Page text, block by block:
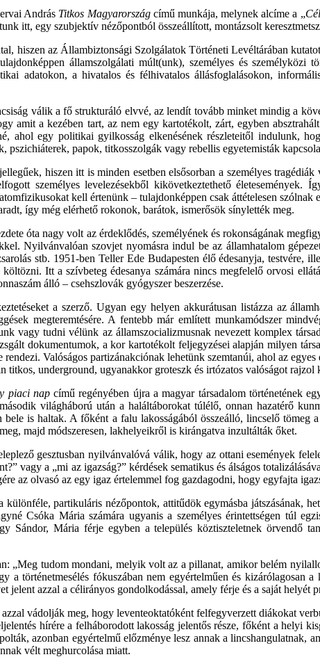
András Titkos Magyarország című munkája,melynek alcíme a „
itt, egy szubjektív nézőpontból összeállított, montázsolt
, hiszen az Állambiztonsági Szolgálatok Történeti Levéltárában
államszolgálati múlt(unk), személyes és személyközi
adatokon, a hivatalos és félhivatalos állásfoglalásokon,
válikafő strukturáló elvvé, az lendít tovább minket mindig a
amit akezében tart, az nem egy kartotékolt,zárt,egyben absztrahált
, ahol egy politikai gyilkosság elkenésének részleteitől indulunk,
, pszichiáterek, papok, titkosszolgák vagy rebellis egyetemisták
hiszen itt is minden esetben elsősorban a személyestragédiák
személyeslevelezésekből kikövetkeztethető életesemények.
kell értenünk –tulajdonképpen csak áttételesen szólnak
így még elérhető rokonok, barátok, ismerősök sínylették meg.
óta nagy volt azérdeklődés, személyének ésrokonságának
Nyilvánvalóan szovjet nyomásra indul beaz államhatalom
stb. 1951-ben Teller Ede Budapesten élő édesanyja, testvére,
Itt a szívbeteg édesanya számára nincs megfelelő orvosi
álló – csehszlovák gyógyszer beszerzése.
a szerző. Ugyan egy helyen akkurátusan listázza az
megteremtésére. A fentebb már említett munkamódszer
vagy tudni vélünk az államszocializmusnak nevezett komplex
dokumentumok, a kor kartotékolt feljegyzései alapján milyen
Valóságos partizánakciónak lehetünk szemtanúi, ahol az
underground, ugyanakkor groteszk és irtózatos valóságot rajzol
piaci napcímű regényében újra a magyar társadalom történetének
világháború után a haláltáborokat túlélő, onnan hazatérő
is haltak. A főként a falu lakosságából összeálló, lincselő
majd módszeresen, lakhelyeikről is kirángatva inzultálták őket.
gesztusban nyilvánvalóvá válik, hogy az ottani események
vagy a „mi az igazság?” kérdések sematikus és álságos
az olvasó az egy igaz értelemmel fog gazdagodni, hogy egyfajta
partikuláris nézőpontok, attitűdök egymásba játszásának,
Csóka Mária számára ugyanis a személyes érintettségen túl
Sándor, Mária férje egyben a település köztiszteletnek örvendő
„Meg tudom mondani, melyik volt az a pillanat, amikor belém
történetmesélés fókuszában nem egyértelműen és kizárólagosan
jelent azzal a célirányos gondolkodással, amely férje és a saját helyét
vádolják meg, hogy leventeoktatóként felfegyverzett diákokat
hírére a felháborodott lakosság jelentős része, főként a helyi
azonban egyértelmű előzménye lesz annak a lincshangulatnak,
vélt meghurcolása miatt.